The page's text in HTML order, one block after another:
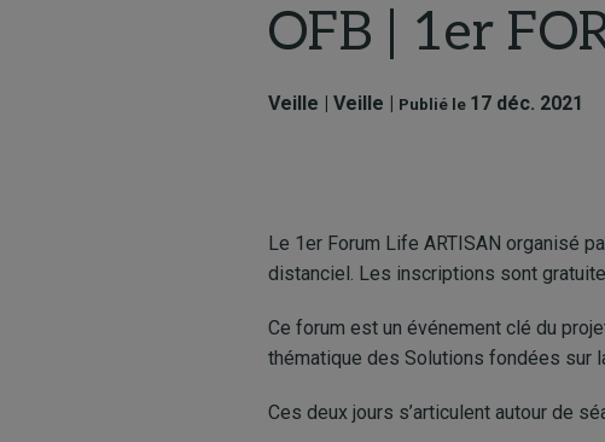
OFB | 1er
Veille | Veille | Publié le 17 déc. 2021
Le 1er Forum Life ARTISAN organisé
distanciel. Les inscriptions sont
Ce forum est un événement clé du
thématique des Solutions fondées sur
Ces deux jours s’articulent autour de